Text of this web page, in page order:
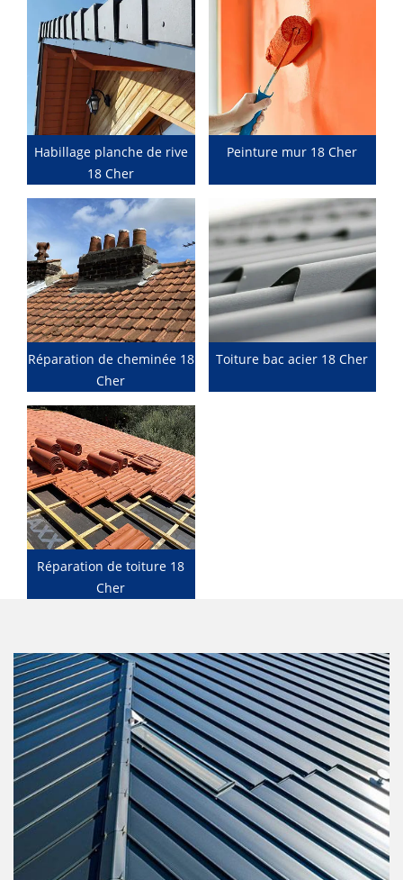
Habillage planche de rive
18 Cher
Peinture mur 18 Cher
Réparation de cheminée 18
Cher
Toiture bac acier 18 Cher
Réparation de toiture 18
Cher